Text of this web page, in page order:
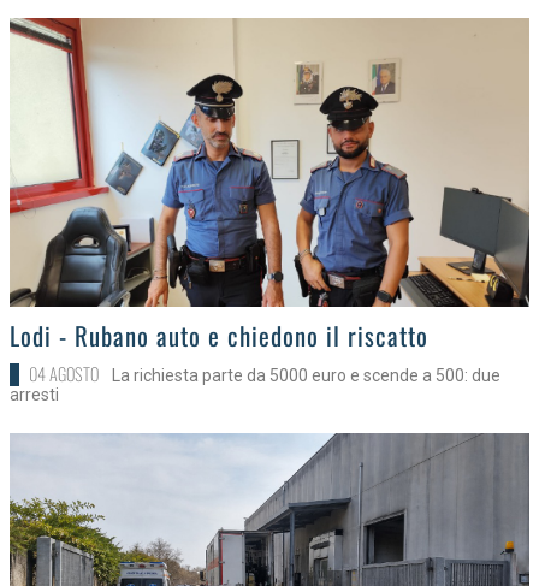
>Lodi - Rubano auto e chiedono il riscatto
04 AGOSTO
La richiesta parte da 5000 euro e scende a 500: due
arresti